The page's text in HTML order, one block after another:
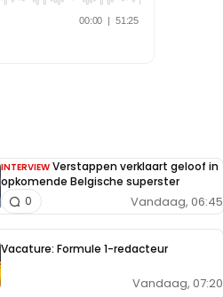
INTERVIEW Verstappen verklaart geloof in
opkomende Belgische superster
Vandaag, 06:45
0
Vacature: Formule 1-redacteur
Vandaag, 07:20